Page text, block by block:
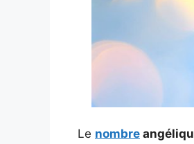
Le nombre